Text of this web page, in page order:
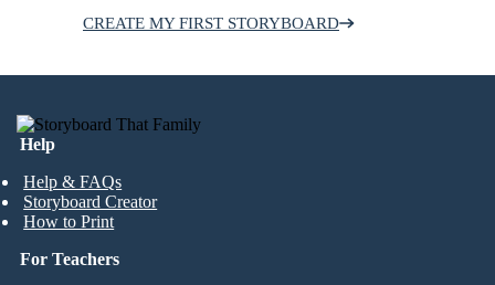
CREATE MY FIRST STORYBOARD
Help
Help & FAQs
Storyboard Creator
How to Print
For Teachers